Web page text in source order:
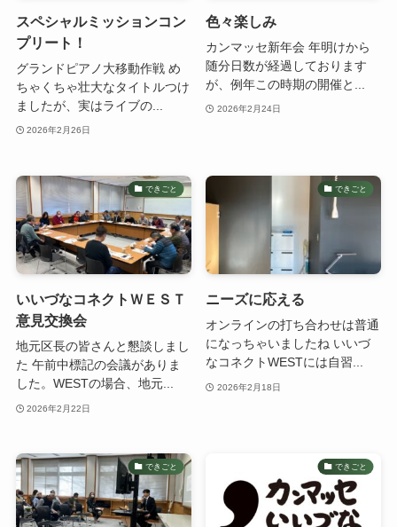
スペシャルミッションコン
プリート！
グランドピアノ大移動作戦 め
ちゃくちゃ壮大なタイトルつけ
ましたが、実はライブの...
2026年2月26日
色々楽しみ
カンマッセ新年会 年明けから
随分日数が経過しております
が、例年この時期の開催と...
2026年2月24日
できごと
いいづなコネクトＷＥＳＴ
意見交換会
地元区長の皆さんと懇談しまし
た 午前中標記の会議がありま
した。WESTの場合、地元...
2026年2月22日
できごと
ニーズに応える
オンラインの打ち合わせは普通
になっちゃいましたね いいづ
なコネクトWESTには自習...
2026年2月18日
できごと できごと